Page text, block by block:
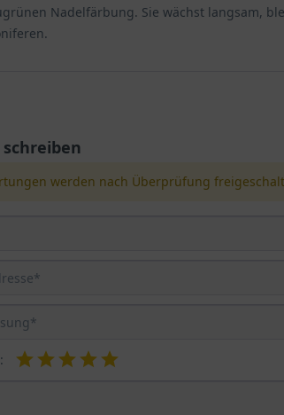
Nadelfärbung. Sie wächst langsam,
werden nach Überprüfung